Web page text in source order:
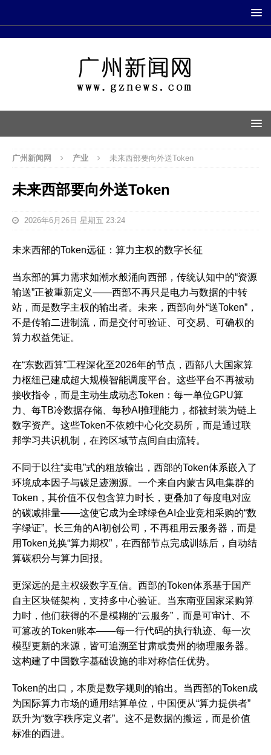
广州新闻网 产业 未来西部要向外送Token
未来西部要向外送Token
2026年6月26日 星期五 23:24
未来西部的Token远征：算力主权的数字长征‌
当东部的算力需求如潮水般涌向西部，传统认知中的“资源
输送”正被重新定义——西部不再只是电力与数据的中转
站，而是‌数字主权的输出者‌。未来，西部向外“送Token”，
不是传输二进制流，而是交付‌可验证、可交易、可确权的
算力权益凭证‌。
在“东数西算”工程深化至2026年的节点，西部八大国家算
力枢纽已建成超大规模智能调度平台。这些平台不再被动
接收指令，而是主动生成‌动态Token‌：每一单位GPU算
力、每TB冷数据存储、每秒AI推理能力，都被封装为链上
数字资产。这些Token不依赖中心化交易所，而是通过联
邦学习共识机制，在跨区域节点间自由流转。
不同于以往“卖电”式的粗放输出，西部的Token体系嵌入了‌
环境成本因子‌与‌碳足迹溯源‌。一个来自内蒙古风电集群的
Token，其价值不仅包含算力时长，更叠加了每度电对应
的碳减排量——这使它成为全球绿色AI企业竞相采购的“数
字绿证”。长三角的AI初创公司，不再租用云服务器，而是
用Token兑换“算力期权”，在西部节点完成训练后，自动结
算碳积分与算力回报。
更深远的是‌主权级数字互信‌。西部的Token体系基于国产
自主区块链架构，支持多中心验证。当东南亚国家采购算
力时，他们获得的不是模糊的“云服务”，而是可审计、不
可篡改的Token账本——每一行代码的执行轨迹、每一次
模型更新的来源，皆可追溯至甘肃或贵州的物理服务器。
这构建了中国数字基础设施的‌非对称信任优势‌。
Token的出口，本质是‌数字规则的输出‌。当西部的Token成
为国际算力市场的通用结算单位，中国便从“算力提供者”
跃升为“数字秩序定义者”。这不是数据的搬运，而是‌价值
标准的西进‌。